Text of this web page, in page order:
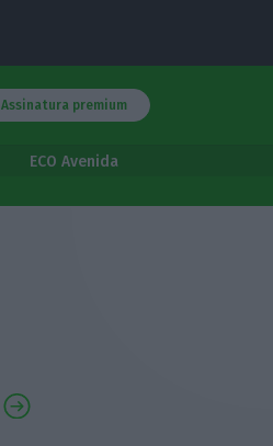
Assinatura premium
ECO Avenida